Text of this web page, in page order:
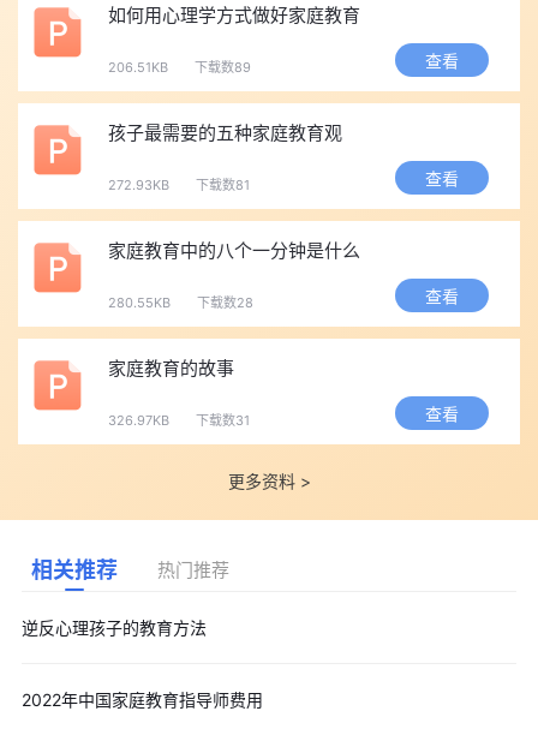
如何用心理学方式做好家庭教育
206.51KB 下载数89 查看
孩子最需要的五种家庭教育观
272.93KB 下载数81 查看
家庭教育中的八个一分钟是什么
280.55KB 下载数28 查看
家庭教育的故事
326.97KB 下载数31 查看
更多资料 >
相关推荐 热门推荐
逆反心理孩子的教育方法
2022年中国家庭教育指导师费用